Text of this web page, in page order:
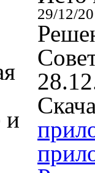
и
29/12/